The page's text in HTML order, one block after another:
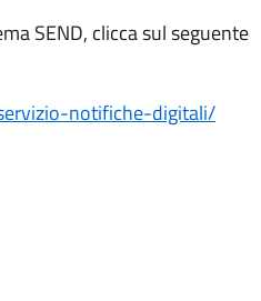
SEND, clicca sul seguente
notifiche-digitali/